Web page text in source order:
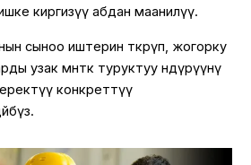
киргизүү абдан маанилүү.
сыноо иштерин өткөрүп, жогорку
узак мөөнөткө туруктуу өндүрүүнү
конкреттүү